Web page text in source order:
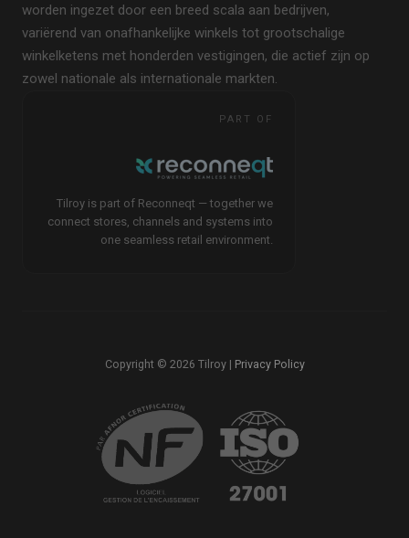
worden ingezet door een breed scala aan bedrijven,
variërend van onafhankelijke winkels tot grootschalige
winkelketens met honderden vestigingen, die actief zijn op
zowel nationale als internationale markten.
PART OF
Tilroy is part of Reconneqt — together we
connect stores, channels and systems into
one seamless retail environment.
Copyright © 2026 Tilroy | Privacy Policy